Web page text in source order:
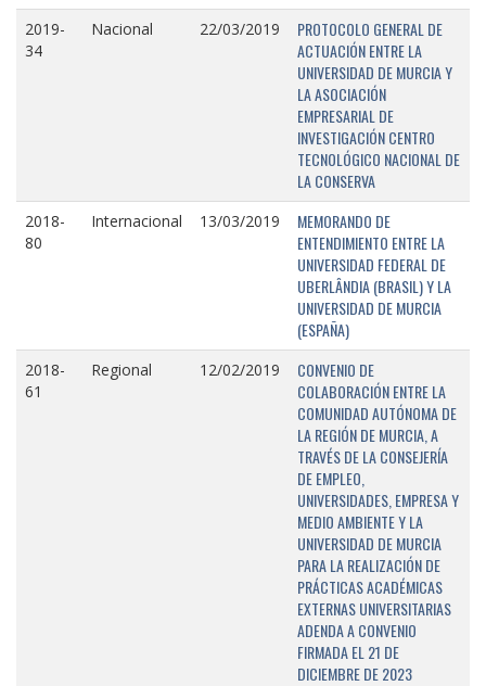
2019-
34
Nacional 22/03/2019
PROTOCOLO GENERAL DE
ACTUACIÓN ENTRE LA
UNIVERSIDAD DE MURCIA Y
LA ASOCIACIÓN
EMPRESARIAL DE
INVESTIGACIÓN CENTRO
TECNOLÓGICO NACIONAL DE
LA CONSERVA
2018-
80
Internacional 13/03/2019
MEMORANDO DE
ENTENDIMIENTO ENTRE LA
UNIVERSIDAD FEDERAL DE
UBERLÂNDIA (BRASIL) Y LA
UNIVERSIDAD DE MURCIA
(ESPAÑA)
2018-
61
Regional 12/02/2019
CONVENIO DE
COLABORACIÓN ENTRE LA
COMUNIDAD AUTÓNOMA DE
LA REGIÓN DE MURCIA, A
TRAVÉS DE LA CONSEJERÍA
DE EMPLEO,
UNIVERSIDADES, EMPRESA Y
MEDIO AMBIENTE Y LA
UNIVERSIDAD DE MURCIA
PARA LA REALIZACIÓN DE
PRÁCTICAS ACADÉMICAS
EXTERNAS UNIVERSITARIAS
ADENDA A CONVENIO
FIRMADA EL 21 DE
DICIEMBRE DE 2023